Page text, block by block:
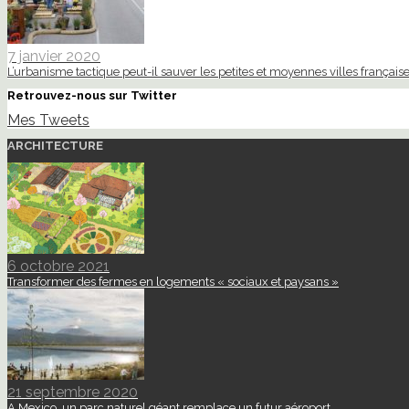
7 janvier 2020
L’urbanisme tactique peut-il sauver les petites et moyennes villes
Retrouvez-nous sur Twitter
Mes Tweets
ARCHITECTURE
6 octobre 2021
Transformer des fermes en logements « sociaux et paysans »
21 septembre 2020